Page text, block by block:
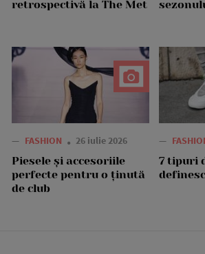
retrospectivă la The Met
— FASHION 26 iulie 2026
Piesele și accesoriile
perfecte pentru o ținută
de club
—
7 tipuri